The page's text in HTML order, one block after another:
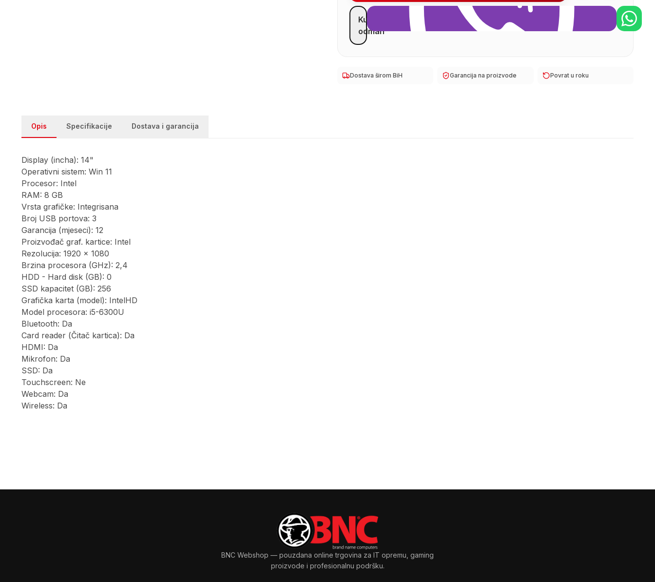
Kupi
odmah
Dostava širom BiH Garancija na proizvode Povrat u roku
Opis Specifikacije Dostava i garancija
Display (incha): 14"
Operativni sistem: Win 11
Procesor: Intel
RAM: 8 GB
Vrsta grafičke: Integrisana
Broj USB portova: 3
Garancija (mjeseci): 12
Proizvođač graf. kartice: Intel
Rezolucija: 1920 x 1080
Brzina procesora (GHz): 2,4
HDD - Hard disk (GB): 0
SSD kapacitet (GB): 256
Grafička karta (model): IntelHD
Model procesora: i5-6300U
Bluetooth: Da
Card reader (Čitač kartica): Da
HDMI: Da
Mikrofon: Da
SSD: Da
Touchscreen: Ne
Webcam: Da
Wireless: Da
BNC Webshop — pouzdana online trgovina za IT opremu, gaming
proizvode i profesionalnu podršku.